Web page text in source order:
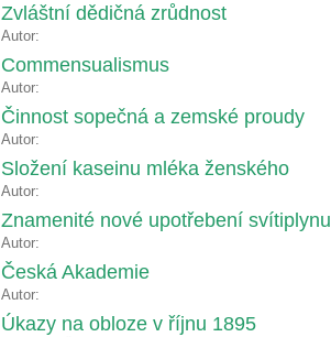
Zvláštní dědičná zrůdnost
Autor:
Commensualismus
Autor:
Činnost sopečná a zemské proudy
Autor:
Složení kaseinu mléka ženského
Autor:
Znamenité nové upotřebení svítiplynu
Autor:
Česká Akademie
Autor:
Úkazy na obloze v říjnu 1895